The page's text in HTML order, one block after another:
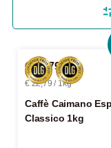
€ 22,79
€ 22,79 / 1kg
Caffè Caimano
Classico 1kg